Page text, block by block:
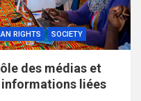
RIGHTS SOCIETY
des médias et
informations liées